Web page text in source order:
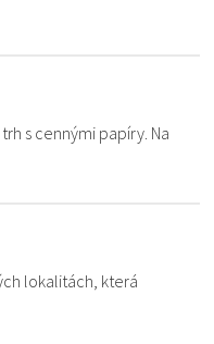
s cennými papíry. Na
lokalitách, která